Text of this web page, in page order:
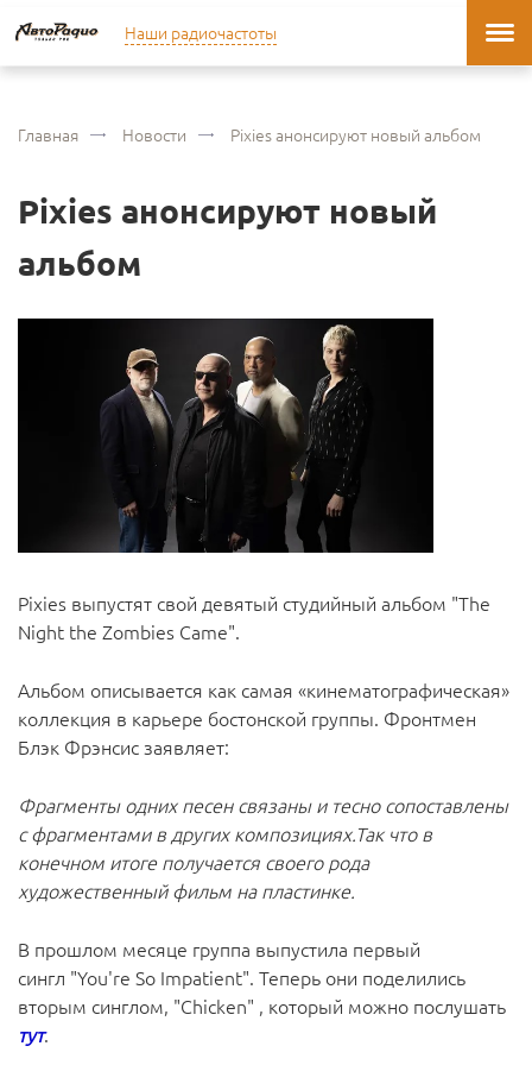
Наши радиочастоты
Главная Новости Pixies анонсируют новый альбом
Pixies анонсируют новый
альбом
Pixies выпустят свой девятый студийный альбом "The
Night the Zombies Came".
Альбом описывается как самая «кинематографическая»
коллекция в карьере бостонской группы. Фронтмен
Блэк Фрэнсис заявляет:
Фрагменты одних песен связаны и тесно сопоставлены
с фрагментами в других композициях.Так что в
конечном итоге получается своего рода
художественный фильм на пластинке.
В прошлом месяце группа выпустила первый
сингл "You're So Impatient". Теперь они поделились
вторым синглом, "Chicken" , который можно послушать
тут.